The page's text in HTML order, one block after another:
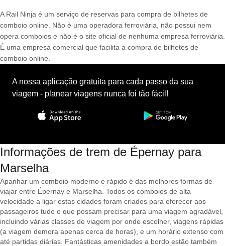
A Rail Ninja é um serviço de reservas para compra de bilhetes de
comboio online. Não é uma operadora ferroviária, não possui nem
opera comboios e não é o site oficial de nenhuma empresa ferroviária.
É uma empresa comercial que facilita a compra de bilhetes de
comboio online.
A nossa aplicação gratuita para cada passo da sua
viagem - planear viagens nunca foi tão fácil!
Informações de trem de Épernay para
Marselha
Apanhar um comboio moderno e rápido é das melhores formas de
viajar entre Épernay e Marselha. Todos os comboios de alta
velocidade a ligar estas cidades foram criados para oferecer aos
passageiros tudo o que possam precisar para uma viagem agradável,
incluindo várias classes de viagem por onde escolher, viagens rápidas
(a viagem demora apenas cerca de horas), e um horário extenso com
até partidas diárias. Fantásticas amenidades a bordo estão também